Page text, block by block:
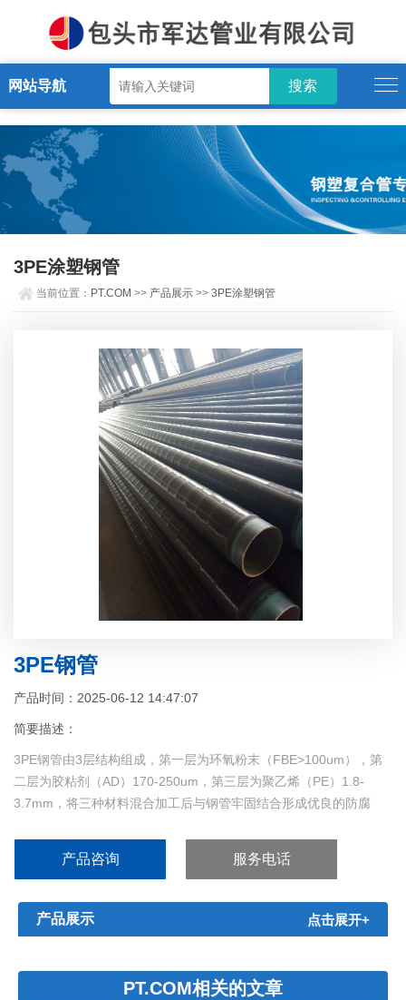
PT.COM
网站导航
3PE涂塑钢管
当前位置： PT.COM >> 产品展示 >>3PE涂塑钢管
3PE钢管
产品时间：2025-06-12 14:47:07
简要描述：
3PE钢管由3层结构组成，第一层为环氧粉末（FBE>100um），第
二层为胶粘剂（AD）170-250um，第三层为聚乙烯（PE）1.8-
3.7mm，将三种材料混合加工后与钢管牢固结合形成优良的防腐
产品咨询 服务电话
产品展示 点击展开+
PT.COM相关的文章